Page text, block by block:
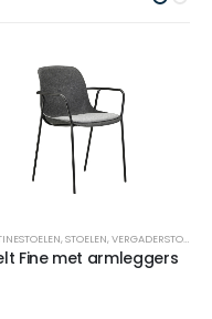
,STOELEN,VERGADERSTOELEN
Fine met armleggers